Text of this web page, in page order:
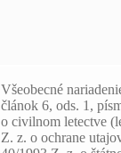
Všeobecné
článok 6, ods. 1,
o civilnom letectve
Z. z. o ochrane